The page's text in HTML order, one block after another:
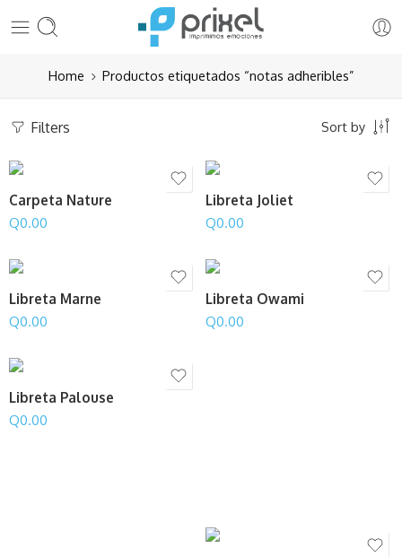
Home Productos etiquetados “notas adheribles”
Filters Sort by
Carpeta Nature
Q0.00
Libreta Joliet
Q0.00
Libreta Marne
Q0.00
Libreta Owami
Q0.00
Libreta Palouse
Q0.00